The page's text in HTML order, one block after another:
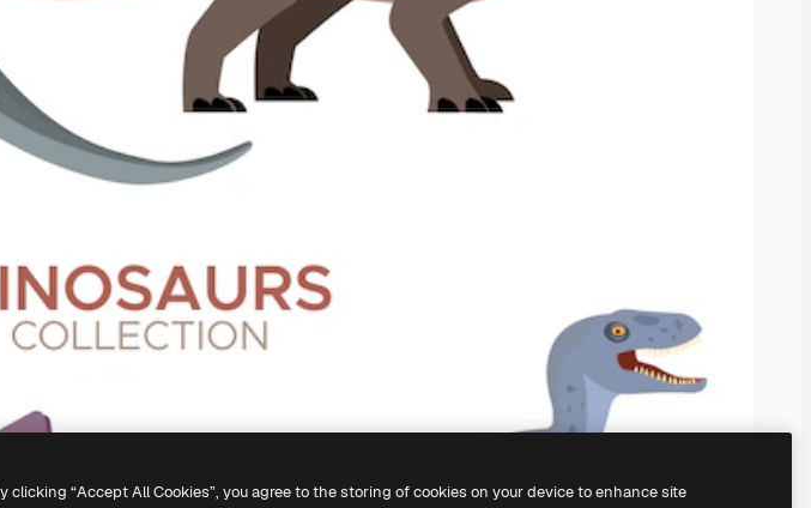
clicking “Accept All Cookies”, you agree to the storing of cookies on your device to enhance site